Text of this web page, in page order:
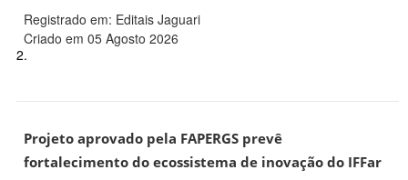
Registrado em: Editais Jaguari
Criado em 05 Agosto 2026
2.
Projeto aprovado pela FAPERGS prevê
fortalecimento do ecossistema de inovação do IFFar